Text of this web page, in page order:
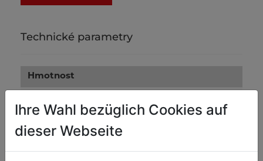
Technické parametry
Hmotnost
0.21
Přepravní rozměry
Ihre Wahl bezüglich Cookies auf
dieser Webseite